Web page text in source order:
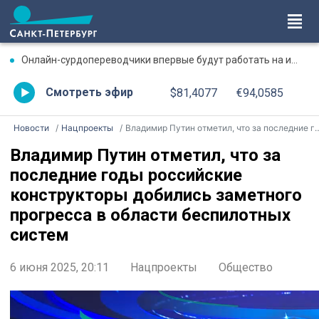
Онлайн-сурдопереводчики впервые будут работать на избирательных участках в Петербурге
Смотреть эфир $81,4077 €94,0585
Новости Нацпроекты Владимир Путин отметил, что за последние годы российские конструкторы добились заметного прогресса в области беспилотных систем
Владимир Путин отметил, что за
последние годы российские
конструкторы добились заметного
прогресса в области беспилотных
систем
6 июня 2025, 20:11 Нацпроекты Общество